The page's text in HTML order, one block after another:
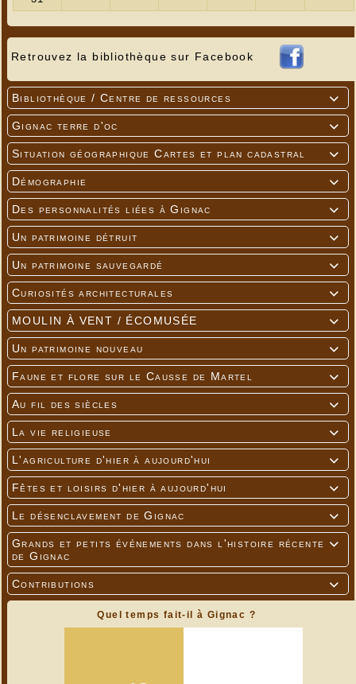
Retrouvez la bibliothèque sur Facebook

Bibliothèque / Centre de ressources

Gignac terre d'oc

Situation géographique Cartes et plan cadastral

Démographie

Des personnalités liées à Gignac

Un patrimoine détruit

Un patrimoine sauvegardé

Curiosités architecturales

MOULIN À VENT / ÉCOMUSÉE

Un patrimoine nouveau

Faune et flore sur le Causse de Martel

Au fil des siècles

La vie religieuse

L'agriculture d'hier à aujourd'hui

Fêtes et loisirs d'hier à aujourd'hui

Le désenclavement de Gignac

Grands et petits événements dans l'histoire récente
de Gignac

Contributions
Quel temps fait-il à Gignac ?